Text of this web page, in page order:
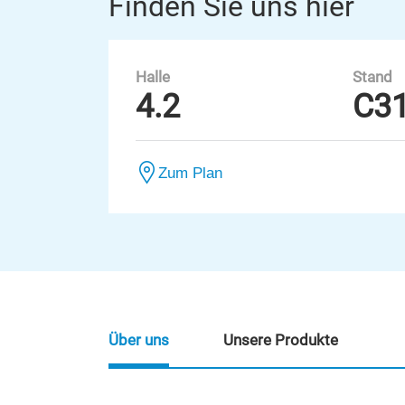
Halle
4.2
Stand
Zum Plan
Über uns Unsere Produkte